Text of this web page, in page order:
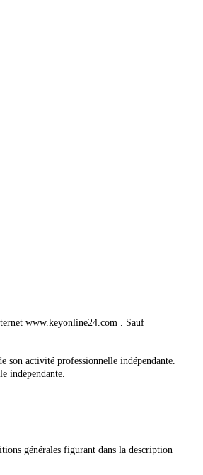
www.keyonline24.com . Sauf
son activité professionnelle indépendante.
indépendante.
générales figurant dans la description